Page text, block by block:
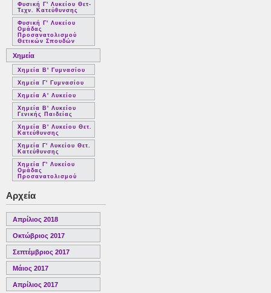
Φυσική Γ' Λυκείου Θετ-
Τεχν. Κατεύθυνσης
Φυσική Γ' Λυκείου
Ομάδας
Προσανατολισμού
Θετικών Σπουδών
Χημεία
Χημεία Β' Γυμνασίου
Χημεία Γ' Γυμνασίου
Χημεία Α' Λυκείου
Χημεία Β' Λυκείου
Γενικής Παιδείας
Χημεία Β' Λυκείου Θετ.
Κατεύθυνσης
Χημεία Γ' Λυκείου Θετ.
Κατεύθυνσης
Χημεία Γ' Λυκείου
Ομάδας
Προσανατολισμού
Αρχεία
Απρίλιος 2018
Οκτώβριος 2017
Σεπτέμβριος 2017
Μάιος 2017
Απρίλιος 2017